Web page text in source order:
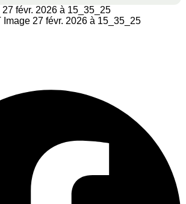
Image 27 févr. 2026 à 15_35_25